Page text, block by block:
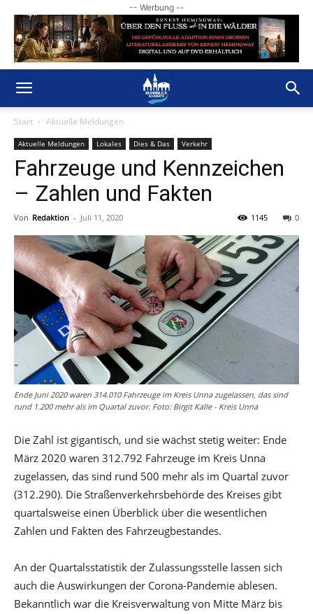
-- Werbung --
Start Aktuelle Meldungen
Aktuelle Meldungen Lokales Dies & Das Verkehr
Fahrzeuge und Kennzeichen
– Zahlen und Fakten
Von Redaktion - Juli 11, 2020 0
1145
Ende Juni 2020 waren 314.010 Fahrzeuge im Kreis Unna zugelassen, das sind
rund 1.200 mehr als im Quartal zuvor. Foto: Birgit Kalle - Kreis Unna
Die Zahl ist gigantisch, und sie wächst stetig weiter: Ende
März 2020 waren 312.792 Fahrzeuge im Kreis Unna
zugelassen, das sind rund 500 mehr als im Quartal zuvor
(312.290). Die Straßenverkehrsbehörde des Kreises gibt
quartalsweise einen Überblick über die wesentlichen
Zahlen und Fakten des Fahrzeugbestandes.
An der Quartalsstatistik der Zulassungsstelle lassen sich
auch die Auswirkungen der Corona-Pandemie ablesen.
Bekanntlich war die Kreisverwaltung von Mitte März bis